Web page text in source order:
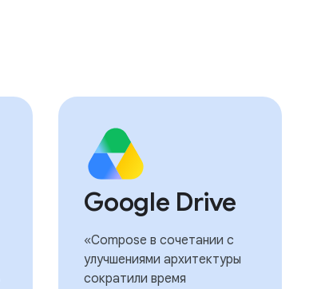
Google Drive
«Compose в сочетании с
улучшениями архитектуры
сократили время